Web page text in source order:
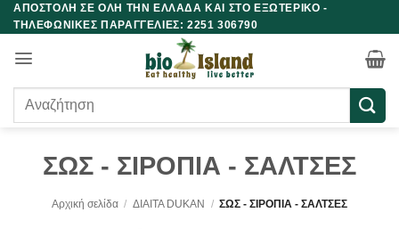
Μετάβαση
στο
περιεχόμενο
ΑΠΟΣΤΟΛΗ ΣΕ ΟΛΗ ΤΗΝ ΕΛΛΑΔΑ ΚΑΙ ΣΤΟ ΕΞΩΤΕΡΙΚΟ -
ΤΗΛΕΦΩΝΙΚΕΣ ΠΑΡΑΓΓΕΛΙΕΣ: 2251 306790
Αναζήτηση
ΣΩΣ - ΣΙΡΟΠΙΑ - ΣΑΛΤΣΕΣ
Αρχική σελίδα / ΔΙΑΙΤΑ DUKAN / ΣΩΣ - ΣΙΡΟΠΙΑ - ΣΑΛΤΣΕΣ